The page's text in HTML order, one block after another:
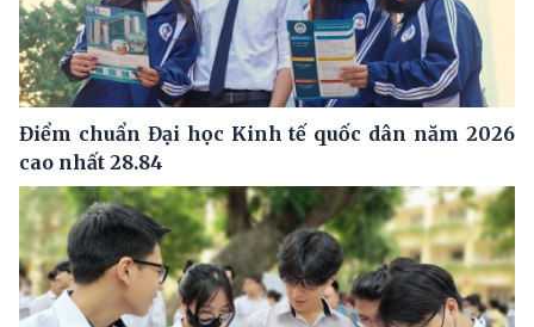
Điểm chuẩn Đại học Kinh tế quốc dân năm 2026
cao nhất 28.84